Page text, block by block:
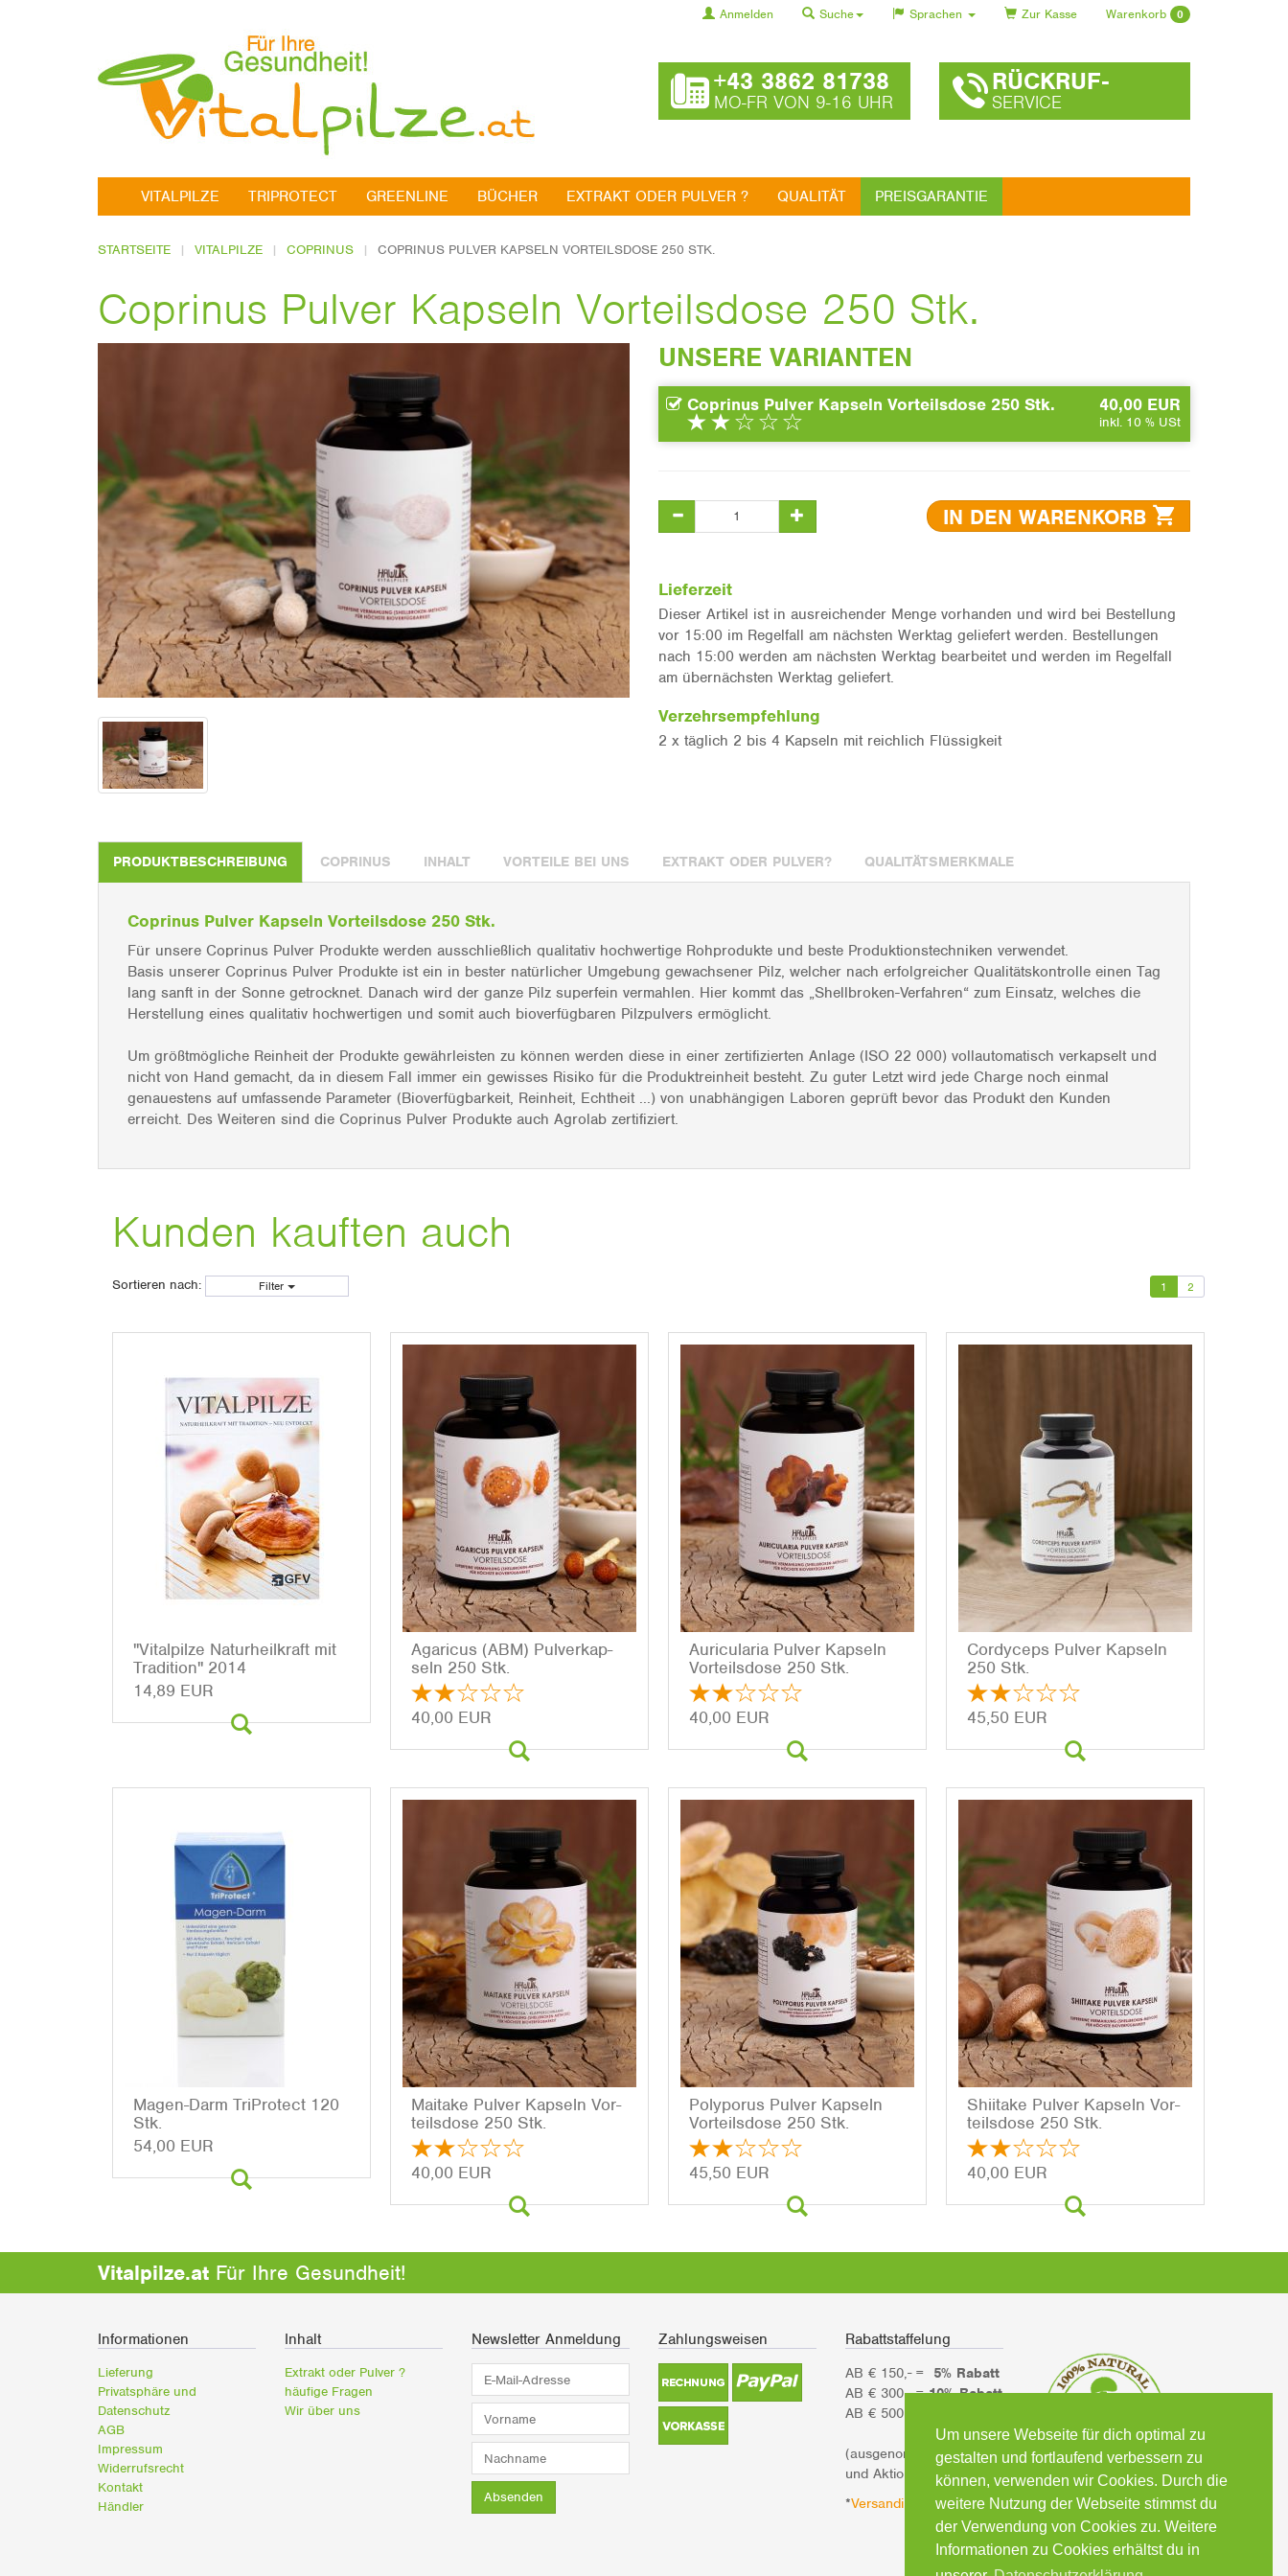
Um unsere Webseite für dich optimal zu
gestalten und fortlaufend verbessern zu
können, verwenden wir Cookies. Durch die
weitere Nutzung der Webseite stimmst du
der Verwendung von Cookies zu. Weitere
Informationen zu Cookies erhältst du in
Anmelden Suche Sprachen Zur Kasse Warenkorb 0
+43 3862 81738
MO-FR VON 9-16 UHR
RÜCKRUF-
SERVICE
VITALPILZE TRIPROTECT GREENLINE BÜCHER EXTRAKT ODER PULVER ? QUALITÄT PREISGARANTIE
STARTSEITE VITALPILZE COPRINUS COPRINUS PULVER KAPSELN VORTEILSDOSE 250 STK.
Coprinus Pulver Kapseln Vorteilsdose 250 Stk.
UNSERE VARIANTEN
Coprinus Pulver Kapseln Vorteilsdose 250 Stk. 40,00 EUR
inkl. 10 % USt
IN DEN WARENKORB
Lieferzeit
Dieser Artikel ist in ausreichender Menge vorhanden und wird bei Bestellung
vor 15:00 im Regelfall am nächsten Werktag geliefert werden. Bestellungen
nach 15:00 werden am nächsten Werktag bearbeitet und werden im Regelfall
am übernächsten Werktag geliefert.
Verzehrsempfehlung
2 x täglich 2 bis 4 Kapseln mit reichlich Flüssigkeit
PRODUKTBESCHREIBUNG COPRINUS INHALT VORTEILE BEI UNS EXTRAKT ODER PULVER? QUALITÄTSMERKMALE
Coprinus Pulver Kapseln Vorteilsdose 250 Stk.
Für unsere Coprinus Pulver Produkte werden ausschließlich qualitativ hochwertige Rohprodukte und beste Produktionstechniken verwendet.
Basis unserer Coprinus Pulver Produkte ist ein in bester natürlicher Umgebung gewachsener Pilz, welcher nach erfolgreicher Qualitätskontrolle einen Tag
lang sanft in der Sonne getrocknet. Danach wird der ganze Pilz superfein vermahlen. Hier kommt das „Shellbroken-Verfahren“ zum Einsatz, welches die
Herstellung eines qualitativ hochwertigen und somit auch bioverfügbaren Pilzpulvers ermöglicht.
Um größtmögliche Reinheit der Produkte gewährleisten zu können werden diese in einer zertifizierten Anlage (ISO 22 000) vollautomatisch verkapselt und
nicht von Hand gemacht, da in diesem Fall immer ein gewisses Risiko für die Produktreinheit besteht. Zu guter Letzt wird jede Charge noch einmal
genauestens auf umfassende Parameter (Bioverfügbarkeit, Reinheit, Echtheit ...) von unabhängigen Laboren geprüft bevor das Produkt den Kunden
erreicht. Des Weiteren sind die Coprinus Pulver Produkte auch Agrolab zertifiziert.
Kunden kauften auch
Sortieren nach: Filter 1 2
Shii­ta­ke Pul­ver Kap­seln Vor­
teils­do­se 250 Stk.
40,00 EUR
"Vi­tal­pil­ze Na­tur­heil­kraft mit
Tra­di­ti­on" 2014
14,89 EUR
Ma­gen-Darm Tri­Pro­tect 120
Stk.
54,00 EUR
Au­ri­cu­la­ria Pul­ver Kap­seln
Vor­teils­do­se 250 Stk.
40,00 EUR
Mai­ta­ke Pul­ver Kap­seln Vor­
teils­do­se 250 Stk.
40,00 EUR
Po­ly­po­rus Pul­ver Kap­seln
Vor­teils­do­se 250 Stk.
45,50 EUR
Cor­dy­ceps Pul­ver Kap­seln
250 Stk.
45,50 EUR
Aga­ri­cus (ABM) Pul­ver­kap­
seln 250 Stk.
40,00 EUR
Vitalpilze.at Für Ihre Gesundheit!
Informationen
Lieferung
Privatsphäre und
Datenschutz
AGB
Impressum
Widerrufsrecht
Kontakt
Händler
Inhalt
Extrakt oder Pulver ?
häufige Fragen
Wir über uns
Newsletter Anmeldung
Absenden
Zahlungsweisen Rabattstaffelung
AB € 150,- = 5% Rabatt
AB € 300,- =10% Rabatt
AB € 500,- =
(ausgenommen Bücher
und Aktionsartikel)
*Versandinformationen